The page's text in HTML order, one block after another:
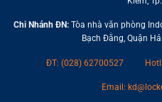
Chi Nhánh ĐN: Tòa nhà văn phòng
Bạch Đằng, Quận
ĐT: (028) 62700527
Email: